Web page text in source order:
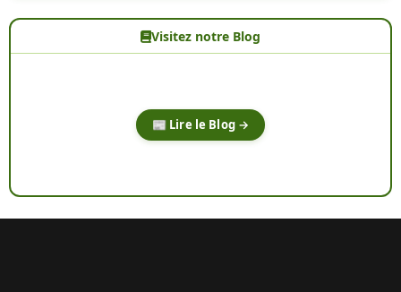
Visitez notre Blog
📰 Lire le Blog →